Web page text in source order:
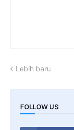
Lebih baru
FOLLOW US